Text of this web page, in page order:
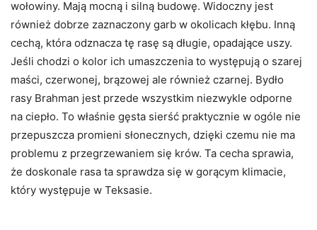
wołowiny. Mają mocną i silną budowę. Widoczny jest
również dobrze zaznaczony garb w okolicach kłębu. Inną
cechą, która odznacza tę rasę są długie, opadające uszy.
Jeśli chodzi o kolor ich umaszczenia to występują o szarej
maści, czerwonej, brązowej ale również czarnej. Bydło
rasy Brahman jest przede wszystkim niezwykle odporne
na ciepło. To właśnie gęsta sierść praktycznie w ogóle nie
przepuszcza promieni słonecznych, dzięki czemu nie ma
problemu z przegrzewaniem się krów. Ta cecha sprawia,
że doskonale rasa ta sprawdza się w gorącym klimacie,
który występuje w Teksasie.